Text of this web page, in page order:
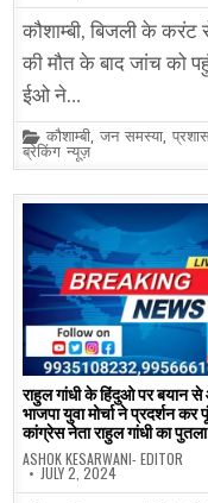
कौशाम्बी, बिजली के करंट
की मौत के बाद जांच को
ईओ ने…
Posted
in
कौशाम्बी,जन समस्या,
ब्रेकिंग न्यूज़
राहुल गांधी के हिंदुओ पर बयान
भाजपा युवा मोर्चा ने प्रदर्शन कर
कांग्रेस नेता राहुल गांधी का पुतला
ASHOK KESARWANI- EDITOR
JULY 2, 2024